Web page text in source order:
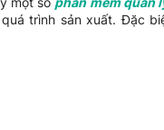
trình sản xuất. Đặc